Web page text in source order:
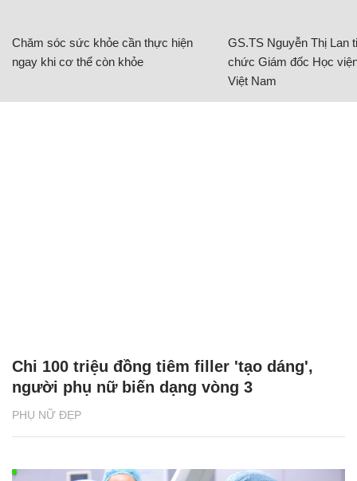
Chăm sóc sức khỏe cần thực hiện
ngay khi cơ thể còn khỏe
GS.TS Nguyễn Thị Lan
chức Giám đốc Học
Việt Nam
PHỤ NỮ ĐẸP
Chi 100 triệu đồng tiêm filler 'tạo dáng',
người phụ nữ biến dạng vòng 3